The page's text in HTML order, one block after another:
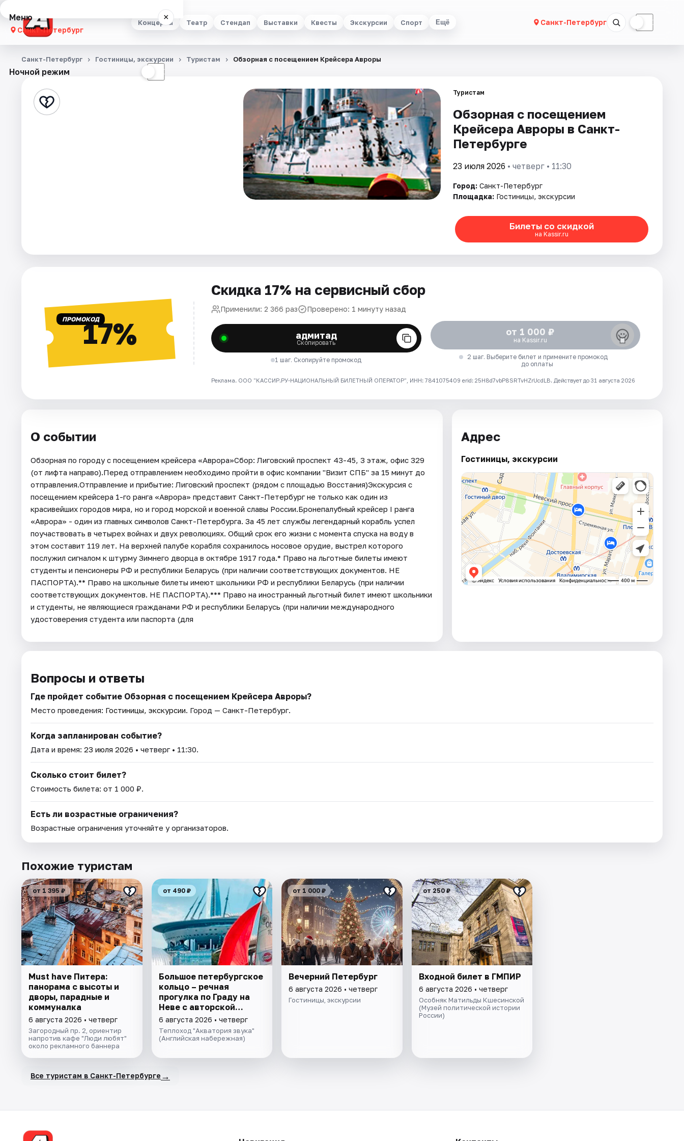
Концерты Театр Стендап Выставки Квесты Экскурсии Спорт Ещё Санкт-Петербург ☾
Меню ×
Санкт-Петербург
Концерты
Стендап
Города
Рейтинги
Ночной режим ☾
Санкт-Петербург Гостиницы, экскурсии Туристам Обзорная с посещением Крейсера Авроры
Туристам
Обзорная с посещением
Крейсера Авроры в Санкт-
Петербурге
23 июля 2026 • четверг • 11:30
Город: Санкт-Петербург
Площадка: Гостиницы, экскурсии
Билеты со скидкой
на Kassir.ru
ПРОМОКОД17%
Скидка 17% на сервисный сбор
Применили: 2 366 раз Проверено: 1 минуту назад
адмитад
Скопировать
1 шаг. Скопируйте промокод
от 1 000 ₽
на Kassir.ru
2 шаг. Выберите билет и примените промокод
до оплаты
Реклама. ООО "КАССИР.РУ-НАЦИОНАЛЬНЫЙ БИЛЕТНЫЙ ОПЕРАТОР", ИНН: 7841075409 erid: 25H8d7vbP8SRTvHZrUcdLB. Действует до 31 августа 2026
О событии
Обзорная по городу с посещением крейсера «Аврора»Сбор: Лиговский проспект 43-45, 3 этаж, офис 329
(от лифта направо).Перед отправлением необходимо пройти в офис компании "Визит СПБ" за 15 минут до
отправления.Отправление и прибытие: Лиговский проспект (рядом с площадью Восстания)Экскурсия с
посещением крейсера 1-го ранга «Аврора» представит Санкт-Петербург не только как один из
красивейших городов мира, но и город морской и военной славы России.Бронепалубный крейсер I ранга
«Аврора» - один из главных символов Санкт-Петербурга. За 45 лет службы легендарный корабль успел
поучаствовать в четырех войнах и двух революциях. Общий срок его жизни с момента спуска на воду в
этом составит 119 лет. На верхней палубе корабля сохранилось носовое орудие, выстрел которого
послужил сигналом к штурму Зимнего дворца в октябре 1917 года.* Право на льготные билеты имеют
студенты и пенсионеры РФ и республики Беларусь (при наличии соответствующих документов. НЕ
ПАСПОРТА).** Право на школьные билеты имеют школьники РФ и республики Беларусь (при наличии
соответствующих документов. НЕ ПАСПОРТА).*** Право на иностранный льготный билет имеют школьники
и студенты, не являющиеся гражданами РФ и республики Беларусь (при наличии международного
удостоверения студента или паспорта (для
Адрес
Гостиницы, экскурсии
Вопросы и ответы
Где пройдет событие Обзорная с посещением Крейсера Авроры?
Место проведения: Гостиницы, экскурсии. Город — Санкт-Петербург.
Когда запланирован событие?
Дата и время: 23 июля 2026 • четверг • 11:30.
Сколько стоит билет?
Стоимость билета: от 1 000 ₽.
Есть ли возрастные ограничения?
Возрастные ограничения уточняйте у организаторов.
Похожие туристам
от 1 395 ₽
Must have Питера:
панорама с высоты и
дворы, парадные и
коммуналка
6 августа 2026 • четверг
Загородный пр. 2, ориентир
напротив кафе "Люди любят"
около рекламного баннера
от 490 ₽
Большое петербургское
кольцо – речная
прогулка пo Граду на
Неве с авторской
экскурсией и живой
музыкой в тёплом
салоне теплохода
6 августа 2026 • четверг
Теплоход "Акватория звука"
(Английская набережная)
от 1 000 ₽
Вечерний Петербург
6 августа 2026 • четверг
Гостиницы, экскурсии
от 250 ₽
Входной билет в ГМПИР
6 августа 2026 • четверг
Особняк Матильды Кшесинской
(Музей политической истории
России)
Все туристам в Санкт-Петербурге →